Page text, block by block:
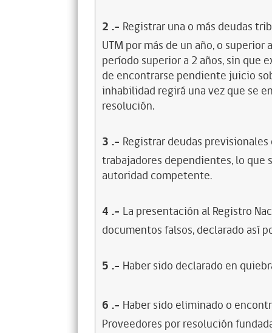
2 .- Registrar una o más deudas
UTM por más de un año, o
período superior a 2 años, sin que
de encontrarse pendiente juicio
inhabilidad regirá una vez que se
resolución.
3 .- Registrar deudas
trabajadores dependientes, lo
autoridad competente.
4 .- La presentación al Registro
documentos falsos, declarado así
5 .- Haber sido declarado en
6 .- Haber sido eliminado o
Proveedores por resolución